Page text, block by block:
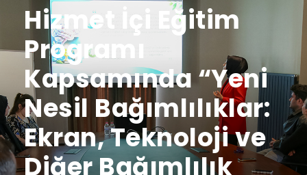
Hizmet İçi Eğitim
Programı
Kapsamında “Yeni
Nesil Bağımlılıklar:
Ekran, Teknoloji ve
Diğer Bağımlılık